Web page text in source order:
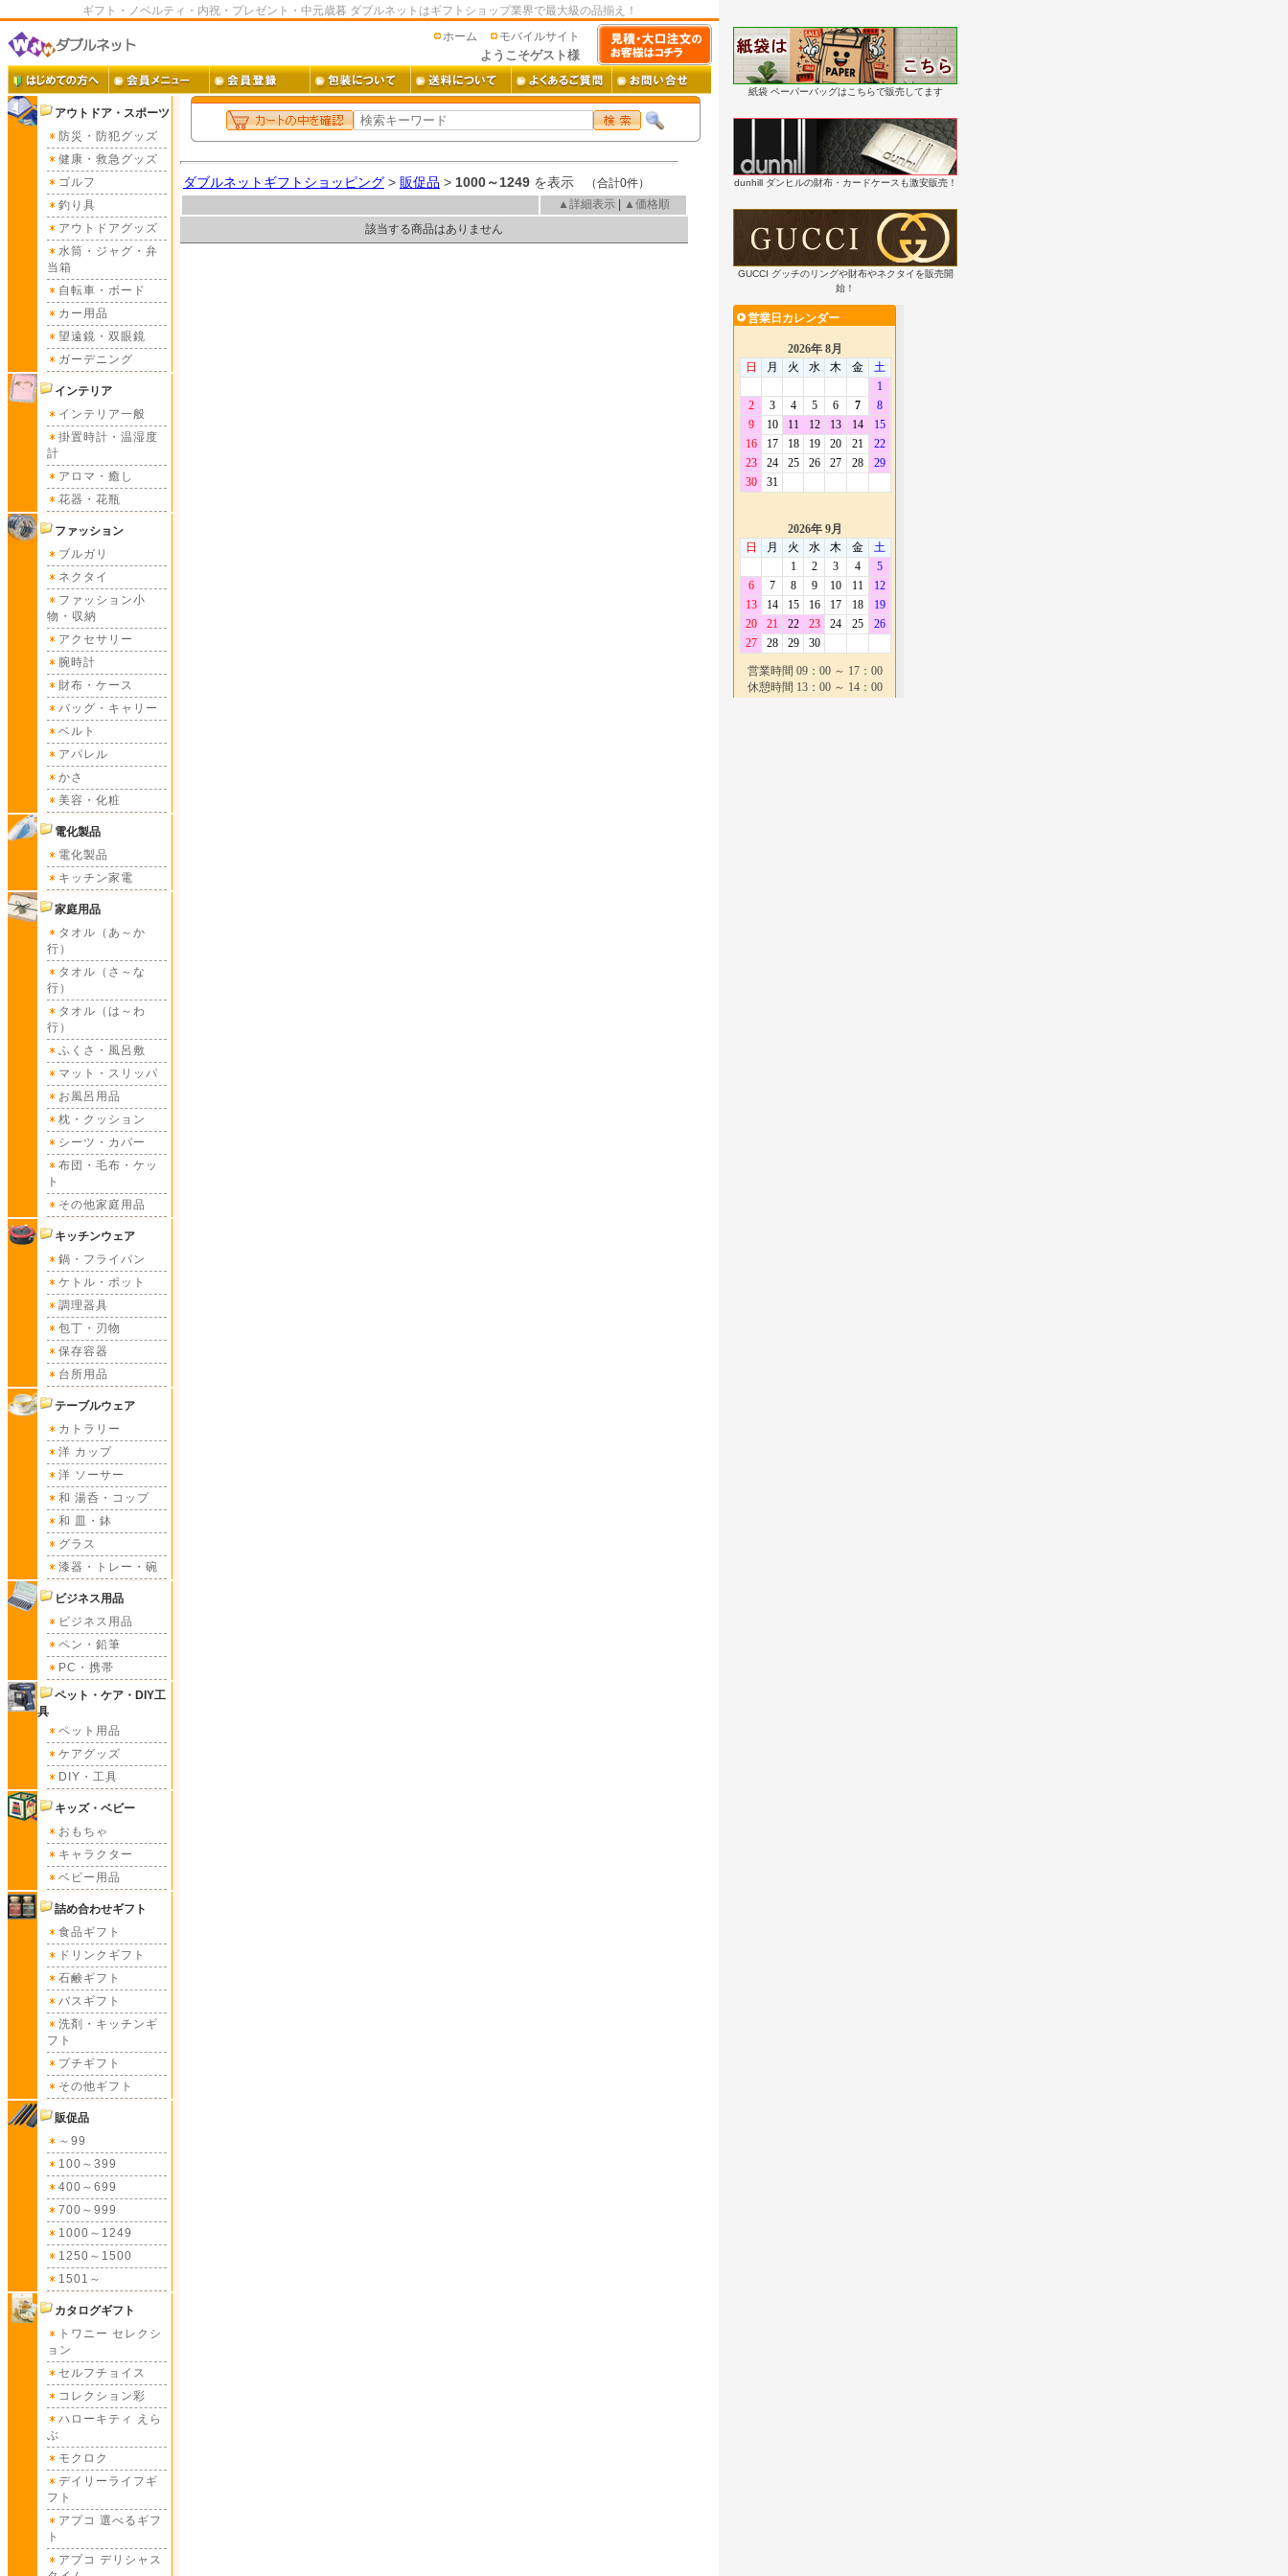
ギフト・ノベルティ・内祝・プレゼント・中元歳暮 ダブルネットはギフトショップ業界で最大級の品揃え！
ホーム
モバイルサイト
アウトドア・スポーツ
防災・防犯グッズ
健康・救急グッズ
ゴルフ
釣り具
アウトドアグッズ
水筒・ジャグ・弁
当箱
自転車・ボード
カー用品
望遠鏡・双眼鏡
ガーデニング
インテリア
インテリア一般
掛置時計・温湿度
計
アロマ・癒し
花器・花瓶
ファッション
ブルガリ
ネクタイ
ファッション小
物・収納
アクセサリー
腕時計
財布・ケース
バッグ・キャリー
ベルト
アパレル
かさ
美容・化粧
電化製品
電化製品
キッチン家電
家庭用品
タオル（あ～か
行）
タオル（さ～な
行）
タオル（は～わ
行）
ふくさ・風呂敷
マット・スリッパ
お風呂用品
枕・クッション
シーツ・カバー
布団・毛布・ケッ
ト
その他家庭用品
キッチンウェア
鍋・フライパン
ケトル・ポット
調理器具
包丁・刃物
保存容器
台所用品
テーブルウェア
カトラリー
洋 カップ
洋 ソーサー
和 湯呑・コップ
和 皿・鉢
グラス
漆器・トレー・碗
ビジネス用品
ビジネス用品
ペン・鉛筆
PC・携帯
ペット・ケア・DIY工
具
ペット用品
ケアグッズ
DIY・工具
キッズ・ベビー
おもちゃ
キャラクター
ベビー用品
詰め合わせギフト
食品ギフト
ドリンクギフト
石鹸ギフト
バスギフト
洗剤・キッチンギ
フト
プチギフト
その他ギフト
販促品
～99
100～399
400～699
700～999
1000～1249
1250～1500
1501～
カタログギフト
トワニー セレクシ
ョン
セルフチョイス
コレクション彩
ハローキティ えら
ぶ
モクロク
デイリーライフギ
フト
アプコ 選べるギフ
ト
アプコ デリシャス
ようこそゲスト様
ダブルネットギフトショッピング > 販促品 > 1000～1249 を表示 （合計0件）
▲詳細表示|
▲価格順
該当する商品はありません
紙袋 ペーパーバッグはこちらで販売してます
dunhill ダンヒルの財布・カードケースも激安販売！
GUCCI グッチのリングや財布やネクタイを販売開
始！